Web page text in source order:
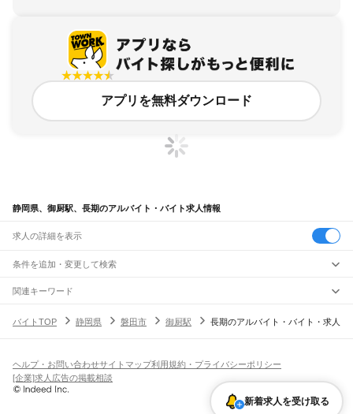
アプリを無料ダウンロード
静岡県、御厨駅、長期のアルバイト・バイト求人情報
求人の詳細を表示
条件を追加・変更して検索
市区町村を追加・変更
静岡県すべて
浜松市すべて
中央区浜名区天竜区
富士市磐田市焼津市掛川市藤枝市
駅を追加・変更
熱海駅
JR身延線
富士駅 柚木駅 富士宮駅 西富士宮駅 沼久保駅
飲食・フードサービス
飲食・フードサービス
ホールスタッフ
皿洗い・洗い場精肉・鮮魚加工
バー（BAR）・バーテンダー
特徴を追加・変更
人気
髪型・髪色自由ひげOKネイルOK
関連キーワード
バイトTOP
静岡県 磐田市 御厨駅 長期のアルバイト・バイト・求人
新着求人を受け取る
ヘルプ・お問い合わせサイトマップ利用規約・プライバシーポリシー
[企業]求人広告の掲載相談